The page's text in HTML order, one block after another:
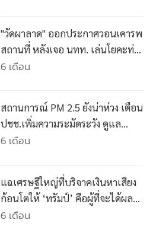
"วัดผาลาด" ออกประกาศวอนเคารพ
สถานที่ หลังเจอ นทท. เล่นโยคะท่า
ยากกลางวัด
6 เดือน
สถานการณ์ PM 2.5 ยังน่าห่วง เตือน
ปชช.เพิ่มความระมัดระวัง ดูแล
สุขภาพใกล้ชิด
6 เดือน
แฉเศรษฐีใหญ่ที่บริจาคเงินหาเสียง
ก้อนโตให้ ‘ทรัมป์’ คือผู้ที่จะได้ผล
ประโยชน์มากที่สุด จากการเข้ายึด
6 เดือน